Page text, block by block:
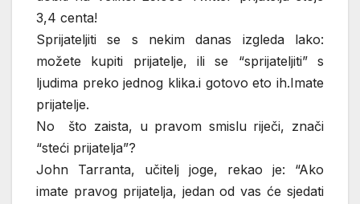
3,4 centa!
Sprijateljiti se s nekim danas izgleda lako:
možete kupiti prijatelje, ili se “sprijateljiti” s
ljudima preko jednog klika.i gotovo eto ih.Imate
prijatelje.
No što zaista, u pravom smislu riječi, znači
“steći prijatelja”?
John Tarranta, učitelj joge, rekao je: “Ako
imate pravog prijatelja, jedan od vas će sjedati